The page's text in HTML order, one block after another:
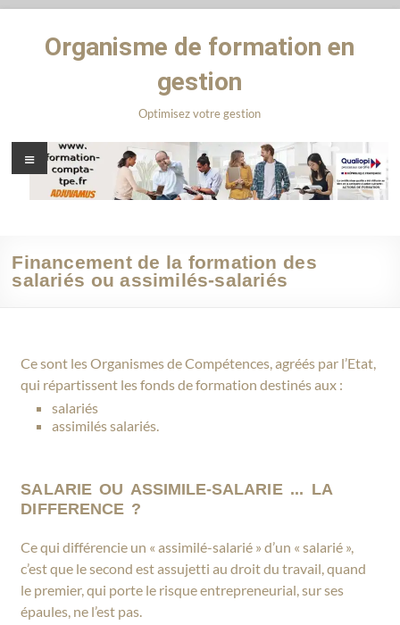
Organisme de formation en
gestion
Optimisez votre gestion
Financement de la formation des
salariés ou assimilés-salariés
Ce sont les Organismes de Compétences, agréés par l’Etat,
qui répartissent les fonds de formation destinés aux :
salariés
assimilés salariés.
SALARIE OU ASSIMILE-SALARIE ... LA
DIFFERENCE ?
Ce qui différencie un « assimilé-salarié » d’un « salarié »,
c’est que le second est assujetti au droit du travail, quand
le premier, qui porte le risque entrepreneurial, sur ses
épaules, ne l’est pas.